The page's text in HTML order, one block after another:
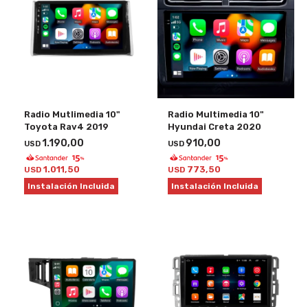
Radio Mutlimedia 10"
Toyota Rav4 2019
USD1.190,00
USD 1.011,50
Instalación Incluida
Radio Multimedia 10"
Hyundai Creta 2020
USD 910,00
USD 773,50
Instalación Incluida